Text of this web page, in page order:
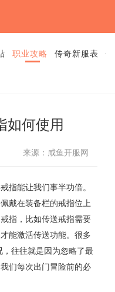
职业攻略 传奇新服表
如何使用
来源：咸鱼开服网
指能让我们事半功倍。
戴在装备栏的戒指位上
指，比如传送戒指需要
能激活传送功能。很多
往往就是因为忽略了最
们每次出门冒险前的必